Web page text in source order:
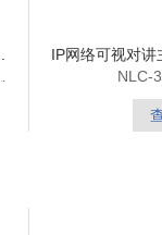
IP网络可视对讲
NLC-